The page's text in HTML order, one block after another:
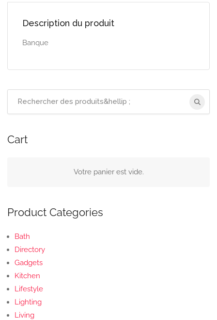
Description du produit
Banque
Cart
Votre panier est vide.
Product Categories
Bath
Directory
Gadgets
Kitchen
Lifestyle
Lighting
Living